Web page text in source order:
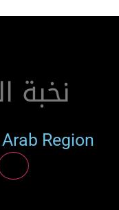
نخبة
Region